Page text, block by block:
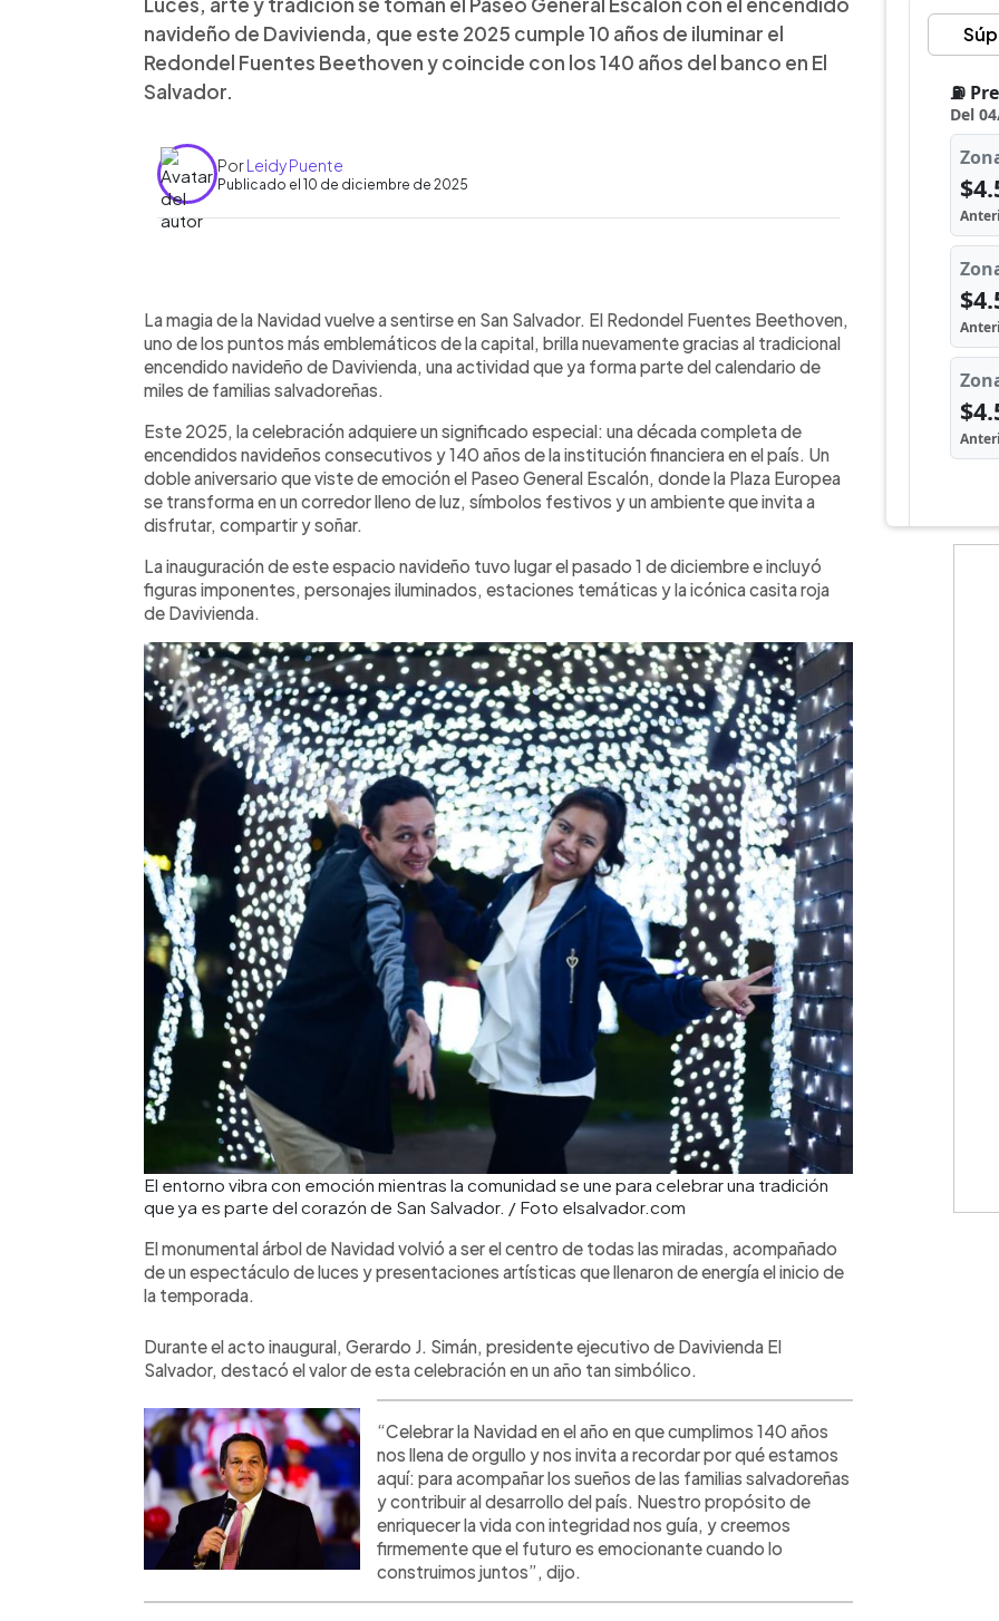
navideño de Davivienda, que este 2025 cumple 10 años de iluminar el
Redondel Fuentes Beethoven y coincide con los 140 años del banco en El
Salvador.
PorLeidy Puente
Publicado el 10 de diciembre de 2025
► Escuchar artículo
La magia de la Navidad vuelve a sentirse en San Salvador. El Redondel Fuentes Beethoven,
uno de los puntos más emblemáticos de la capital, brilla nuevamente gracias al tradicional
encendido navideño de Davivienda, una actividad que ya forma parte del calendario de
miles de familias salvadoreñas.
Este 2025, la celebración adquiere un significado especial: una década completa de
encendidos navideños consecutivos y 140 años de la institución financiera en el país. Un
doble aniversario que viste de emoción el Paseo General Escalón, donde la Plaza Europea
se transforma en un corredor lleno de luz, símbolos festivos y un ambiente que invita a
disfrutar, compartir y soñar.
La inauguración de este espacio navideño tuvo lugar el pasado 1 de diciembre e incluyó
figuras imponentes, personajes iluminados, estaciones temáticas y la icónica casita roja
de Davivienda.
El entorno vibra con emoción mientras la comunidad se une para celebrar una tradición
que ya es parte del corazón de San Salvador. / Foto elsalvador.com
El monumental árbol de Navidad volvió a ser el centro de todas las miradas, acompañado
de un espectáculo de luces y presentaciones artísticas que llenaron de energía el inicio de
la temporada.
Durante el acto inaugural, Gerardo J. Simán, presidente ejecutivo de Davivienda El
Salvador, destacó el valor de esta celebración en un año tan simbólico.
“Celebrar la Navidad en el año en que cumplimos 140 años
nos llena de orgullo y nos invita a recordar por qué estamos
aquí: para acompañar los sueños de las familias salvadoreñas
y contribuir al desarrollo del país. Nuestro propósito de
enriquecer la vida con integridad nos guía, y creemos
firmemente que el futuro es emocionante cuando lo
construimos juntos”, dijo.